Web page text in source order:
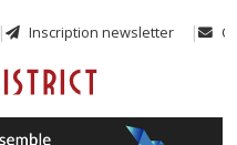
Inscription newsletter